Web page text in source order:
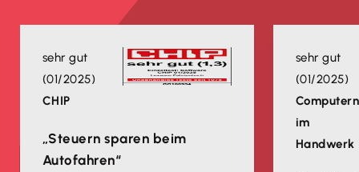
sehr gut
(01/2025)
CHIP
„Steuern sparen beim
Autofahren“
sehr gut
(01/2025)
Computern
im
Handwerk